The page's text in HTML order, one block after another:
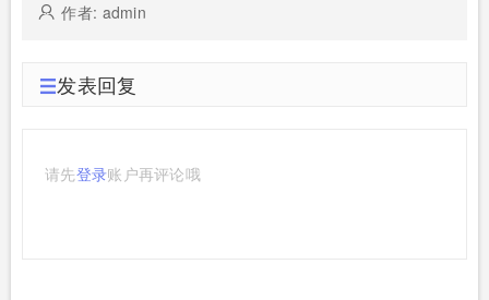
作者: admin
发表回复
请先登录账户再评论哦